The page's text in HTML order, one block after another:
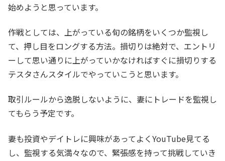
始めようと思っています。
作戦としては、上がっている旬の銘柄をいくつか監視し
て、押し目をロングする方法。損切りは絶対で、エントリ
ーして思い通りに上がっていかなければすぐに損切りする
テスタさんスタイルでやっていこうと思います。
取引ルールから逸脱しないように、妻にトレードを監視し
てもらう予定です。
妻も投資やデイトレに興味があってよくYouTube見てる
し、監視する気満々なので、緊張感を持って挑戦していき